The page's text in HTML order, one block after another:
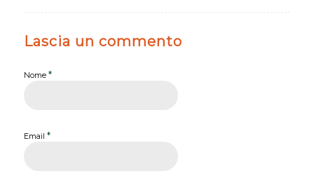
Lascia un commento
Nome *
Email *